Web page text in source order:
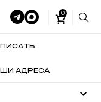
0
АДРЕСА